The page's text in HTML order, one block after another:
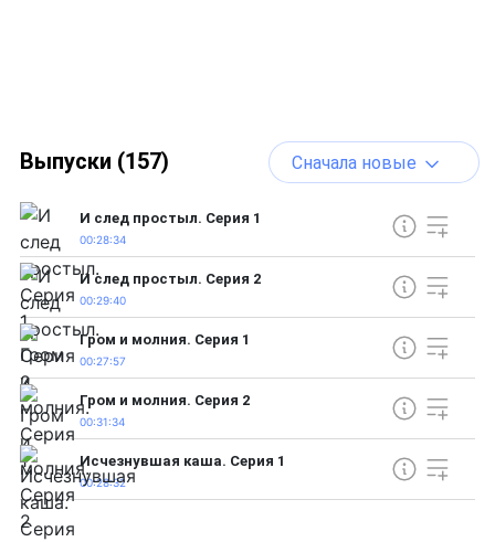
Выпуски (157) Сначала новые
И след простыл. Серия 1
00:28:34
И след простыл. Серия 2
00:29:40
Гром и молния. Серия 1
00:27:57
Гром и молния. Серия 2
00:31:34
Исчезнувшая каша. Серия 1
00:28:32